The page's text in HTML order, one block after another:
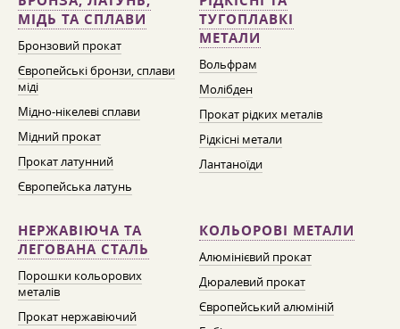
МІДЬ ТА СПЛАВИ
Бронзовий прокат
Європейські бронзи, сплави
міді
Мідно-нікелеві сплави
Мідний прокат
Прокат латунний
Європейська латунь
ТУГОПЛАВКІ
МЕТАЛИ
Вольфрам
Молібден
Прокат рідких металів
Рідкісні метали
Лантаноїди
НЕРЖАВІЮЧА ТА
ЛЕГОВАНА СТАЛЬ
Порошки кольорових
металів
Прокат нержавіючий
КОЛЬОРОВІ МЕТАЛИ
Алюмінієвий прокат
Дюралевий прокат
Європейський алюміній